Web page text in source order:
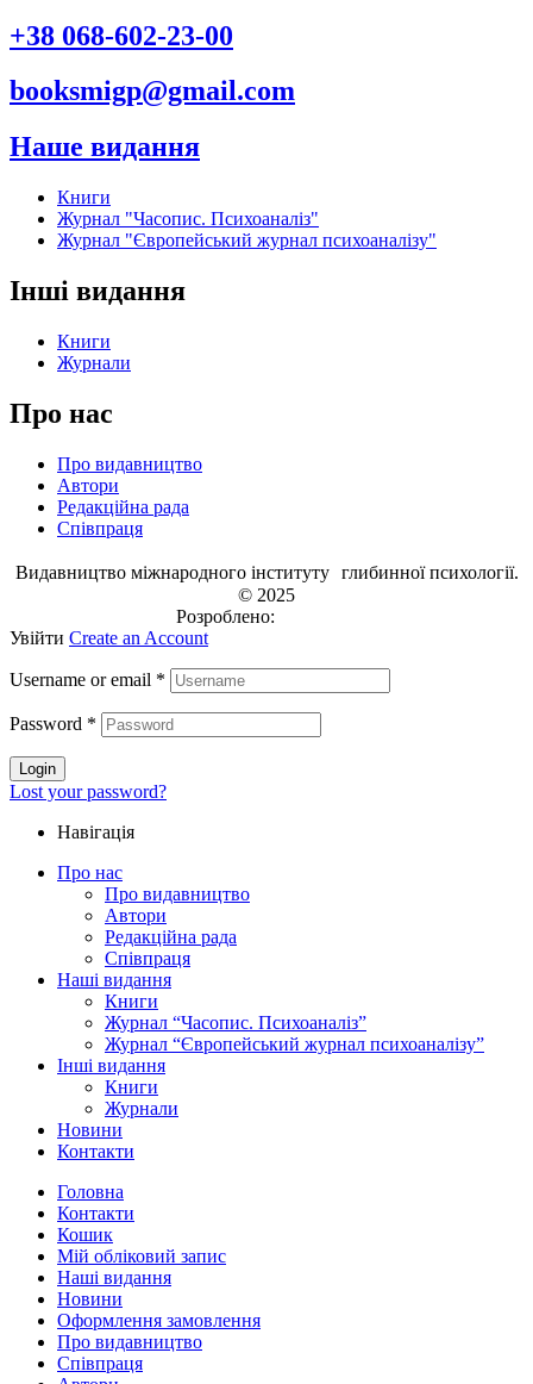
+38 068-602-23-00
booksmigp@gmail.com
Наше видання
Книги
Журнал "Часопис. Психоаналіз"
Журнал "Європейський журнал психоаналізу"
Інші видання
Книги
Журнали
Про нас
Про видавництво
Автори
Редакційна рада
Співпраця
Видавництво міжнародного інституту глибинної психології.
© 2025
Розроблено:
Увійти Create an Account
Username or email *
Password *
Login
Lost your password?
Навігація
Про нас
Про видавництво
Автори
Редакційна рада
Співпраця
Наші видання
Книги
Журнал “Часопис. Психоаналіз”
Журнал “Європейський журнал психоаналізу”
Інші видання
Книги
Журнали
Новини
Контакти
Головна
Контакти
Кошик
Мій обліковий запис
Наші видання
Новини
Оформлення замовлення
Про видавництво
Співпраця